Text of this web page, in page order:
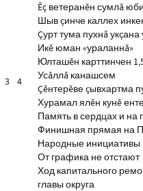
3 4
Ĕç ветеранĕн сумлă
Шыв çинче каллех
Çурт тума пухнă
Икĕ юман «ураланнă»
Юлташĕн карттинчен
Усăллă канашсем
Çĕнтерĕве çывхартма
Хурамал ялĕн кунĕ
Память в сердцах и на
Финишная прямая на
Народные
От графика не отстают
Ход капитального
главы округа